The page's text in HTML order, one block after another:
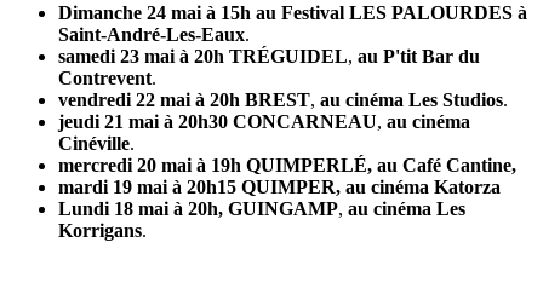
Dimanche 24 mai à 15h au Festival LES PALOURDES à
Saint-André-Les-Eaux.
samedi 23 mai à 20h TRÉGUIDEL, au P'tit Bar du
Contrevent.
vendredi 22 mai à 20h BREST, au cinéma Les Studios.
jeudi 21 mai à 20h30 CONCARNEAU, au cinéma
Cinéville.
mercredi 20 mai à 19h QUIMPERLÉ, au Café Cantine,
mardi 19 mai à 20h15 QUIMPER, au cinéma Katorza
Lundi 18 mai à 20h, GUINGAMP, au cinéma Les
Korrigans.